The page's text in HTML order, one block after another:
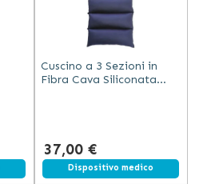
Cuscino a 3 Sezioni in
Fibra Cava Siliconata
37,00 €
Dispositivo medico